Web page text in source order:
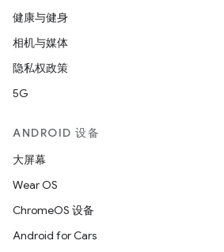
健康与健身
相机与媒体
隐私权政策
5G
ANDROID 设备
大屏幕
Wear OS
ChromeOS 设备
Android for Cars